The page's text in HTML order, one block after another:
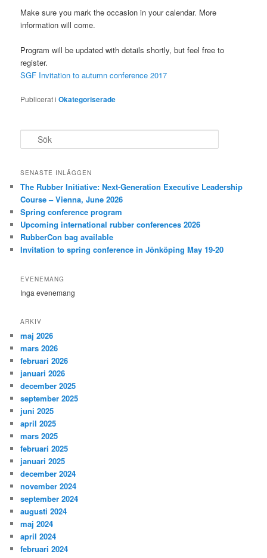
Make sure you mark the occasion in your calendar. More
information will come.
Program will be updated with details shortly, but feel free to
register.
SGF Invitation to autumn conference 2017
Publicerat i Okategoriserade
ö
SENASTE INLÄGGEN
The Rubber Initiative: Next-Generation Executive Leadership
Course – Vienna, June 2026
Spring conference program
Upcoming international rubber conferences 2026
RubberCon bag available
Invitation to spring conference in Jönköping May 19-20
EVENEMANG
Inga evenemang
ARKIV
maj 2026
mars 2026
februari 2026
januari 2026
december 2025
september 2025
juni 2025
april 2025
mars 2025
februari 2025
januari 2025
december 2024
november 2024
september 2024
augusti 2024
maj 2024
april 2024
februari 2024